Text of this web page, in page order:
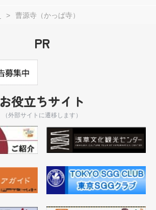
曹源寺（かっぱ寺）
PR
お役立ちサイト
（外部サイトに遷移します）